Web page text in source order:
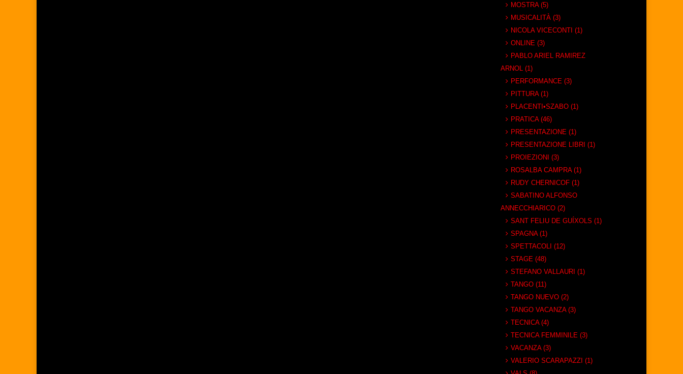
MOSTRA (5)
MUSICALITÀ (3)
NICOLA VICECONTI (1)
ONLINE (3)
PABLO ARIEL RAMIREZ
ARNOL (1)
PERFORMANCE (3)
PITTURA (1)
PLACENTI•SZABO (1)
PRATICA (46)
PRESENTAZIONE (1)
PRESENTAZIONE LIBRI (1)
PROIEZIONI (3)
ROSALBA CAMPRA (1)
RUDY CHERNICOF (1)
SABATINO ALFONSO
ANNECCHIARICO (2)
SANT FELIU DE GUÍXOLS (1)
SPAGNA (1)
SPETTACOLI (12)
STAGE (48)
STEFANO VALLAURI (1)
TANGO (11)
TANGO NUEVO (2)
TANGO VACANZA (3)
TECNICA (4)
TECNICA FEMMINILE (3)
VACANZA (3)
VALERIO SCARAPAZZI (1)